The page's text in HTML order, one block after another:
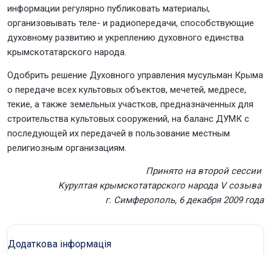
информации регулярно публиковать материалы,
организовывать теле- и радиопередачи, способствующие
духовному развитию и укреплению духовного единства
крымскотатарского народа.
Одобрить решение Духовного управления мусульман Крыма
о передаче всех культовых объектов, мечетей, медресе,
текие, а также земельных участков, предназначенных для
строительства культовых сооружений, на баланс ДУМК с
последующей их передачей в пользование местным
религиозным организациям.
Принято на второй сессии
Курултая крымскотатарского народа V созыва
г. Симферополь, 6 декабря 2009 года
Додаткова інформація